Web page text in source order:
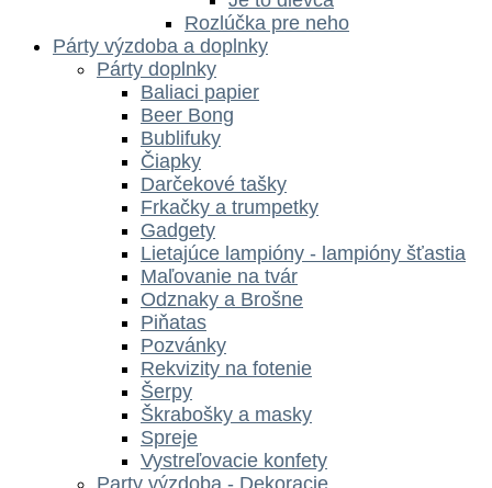
Rozlúčka pre neho
Párty výzdoba a doplnky
Párty doplnky
Baliaci papier
Beer Bong
Bublifuky
Čiapky
Darčekové tašky
Frkačky a trumpetky
Gadgety
Lietajúce lampióny - lampióny šťastia
Maľovanie na tvár
Odznaky a Brošne
Piňatas
Pozvánky
Rekvizity na fotenie
Šerpy
Škrabošky a masky
Spreje
Vystreľovacie konfety
Party výzdoba - Dekoracie